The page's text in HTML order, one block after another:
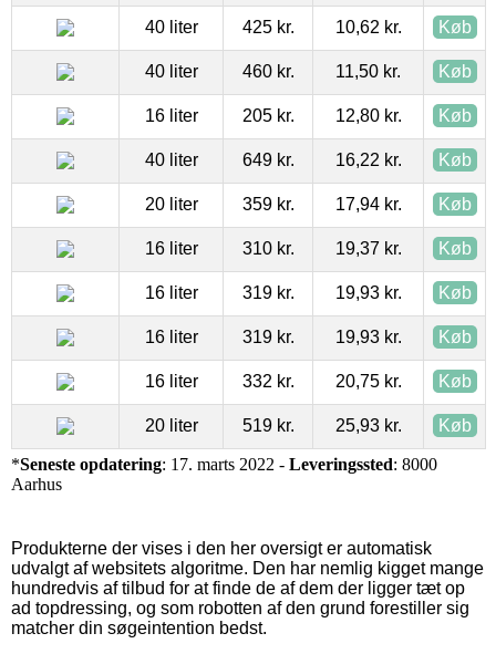
40 liter 425 kr. 10,62 kr. Køb
40 liter 460 kr. 11,50 kr. Køb
16 liter 205 kr. 12,80 kr. Køb
40 liter 649 kr. 16,22 kr. Køb
20 liter 359 kr. 17,94 kr. Køb
16 liter 310 kr. 19,37 kr. Køb
16 liter 319 kr. 19,93 kr. Køb
16 liter 319 kr. 19,93 kr. Køb
16 liter 332 kr. 20,75 kr. Køb
20 liter 519 kr. 25,93 kr. Køb
*Seneste opdatering: 17. marts 2022 - Leveringssted: 8000
Aarhus
Produkterne der vises i den her oversigt er automatisk
udvalgt af websitets algoritme. Den har nemlig kigget mange
hundredvis af tilbud for at finde de af dem der ligger tæt op
ad topdressing, og som robotten af den grund forestiller sig
matcher din søgeintention bedst.